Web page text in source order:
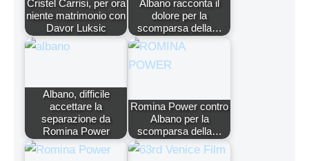
Cristel Carrisi, per ora
niente matrimonio con
Davor Luksic
Albano racconta il
dolore per la
scomparsa della…
Albano, difficile
accettare la
separazione da
Romina Power
Romina Power contro
Albano per la
scomparsa della…